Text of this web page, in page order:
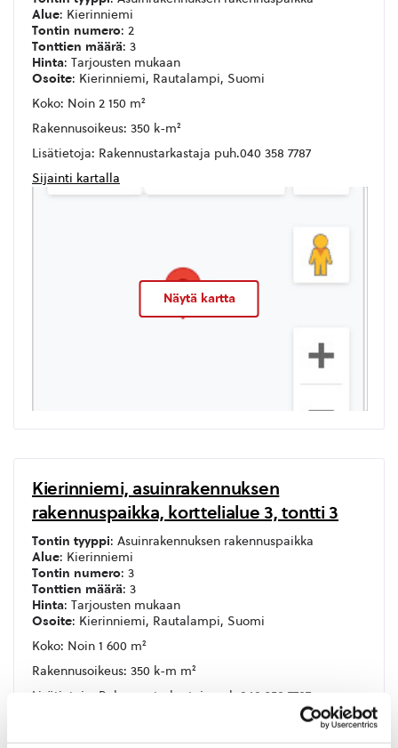
Alue: Kierinniemi
Tontin numero: 2
Tonttien määrä: 3
Hinta: Tarjousten mukaan
Osoite: Kierinniemi, Rautalampi, Suomi
Koko: Noin 2 150 m²
Rakennusoikeus: 350 k-m²
Lisätietoja: Rakennustarkastaja puh.040 358 7787
Sijainti kartalla
Näytä kartta
Kierinniemi, asuinrakennuksen
rakennuspaikka, korttelialue 3, tontti 3
Tontin tyyppi: Asuinrakennuksen rakennuspaikka
Alue: Kierinniemi
Tontin numero: 3
Tonttien määrä: 3
Hinta: Tarjousten mukaan
Osoite: Kierinniemi, Rautalampi, Suomi
Koko: Noin 1 600 m²
Rakennusoikeus: 350 k-m m²
Lisätietoja: Rakennustarkastaja puh.040 358 7787